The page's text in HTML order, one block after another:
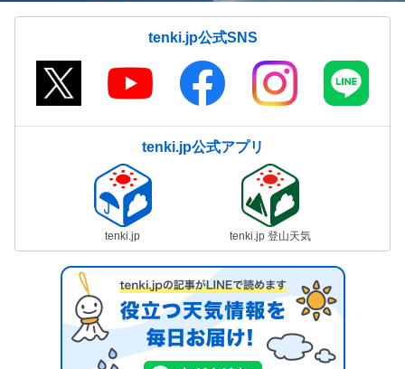
tenki.jp公式SNS
tenki.jp公式アプリ
tenki.jp tenki.jp 登山天気